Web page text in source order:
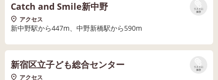
リストに
保存
Catch and Smile新中野
アクセス
新中野駅から447m、中野新橋駅から590m
リストに
保存
新宿区立子ども総合センター
アクセス